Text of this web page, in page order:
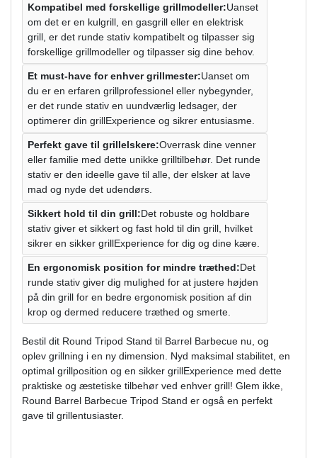
Kompatibel med forskellige grillmodeller:Uanset
om det er en kulgrill, en gasgrill eller en elektrisk
grill, er det runde stativ kompatibelt og tilpasser sig
forskellige grillmodeller og tilpasser sig dine behov.
Et must-have for enhver grillmester:Uanset om
du er en erfaren grillprofessionel eller nybegynder,
er det runde stativ en uundværlig ledsager, der
optimerer din grillExperience og sikrer entusiasme.
Perfekt gave til grillelskere:Overrask dine venner
eller familie med dette unikke grilltilbehør. Det runde
stativ er den ideelle gave til alle, der elsker at lave
mad og nyde det udendørs.
Sikkert hold til din grill:Det robuste og holdbare
stativ giver et sikkert og fast hold til din grill, hvilket
sikrer en sikker grillExperience for dig og dine kære.
En ergonomisk position for mindre træthed:Det
runde stativ giver dig mulighed for at justere højden
på din grill for en bedre ergonomisk position af din
krop og dermed reducere træthed og smerte.
Bestil dit Round Tripod Stand til Barrel Barbecue nu, og
oplev grillning i en ny dimension. Nyd maksimal stabilitet, en
optimal grillposition og en sikker grillExperience med dette
praktiske og æstetiske tilbehør ved enhver grill! Glem ikke,
Round Barrel Barbecue Tripod Stand er også en perfekt
gave til grillentusiaster.